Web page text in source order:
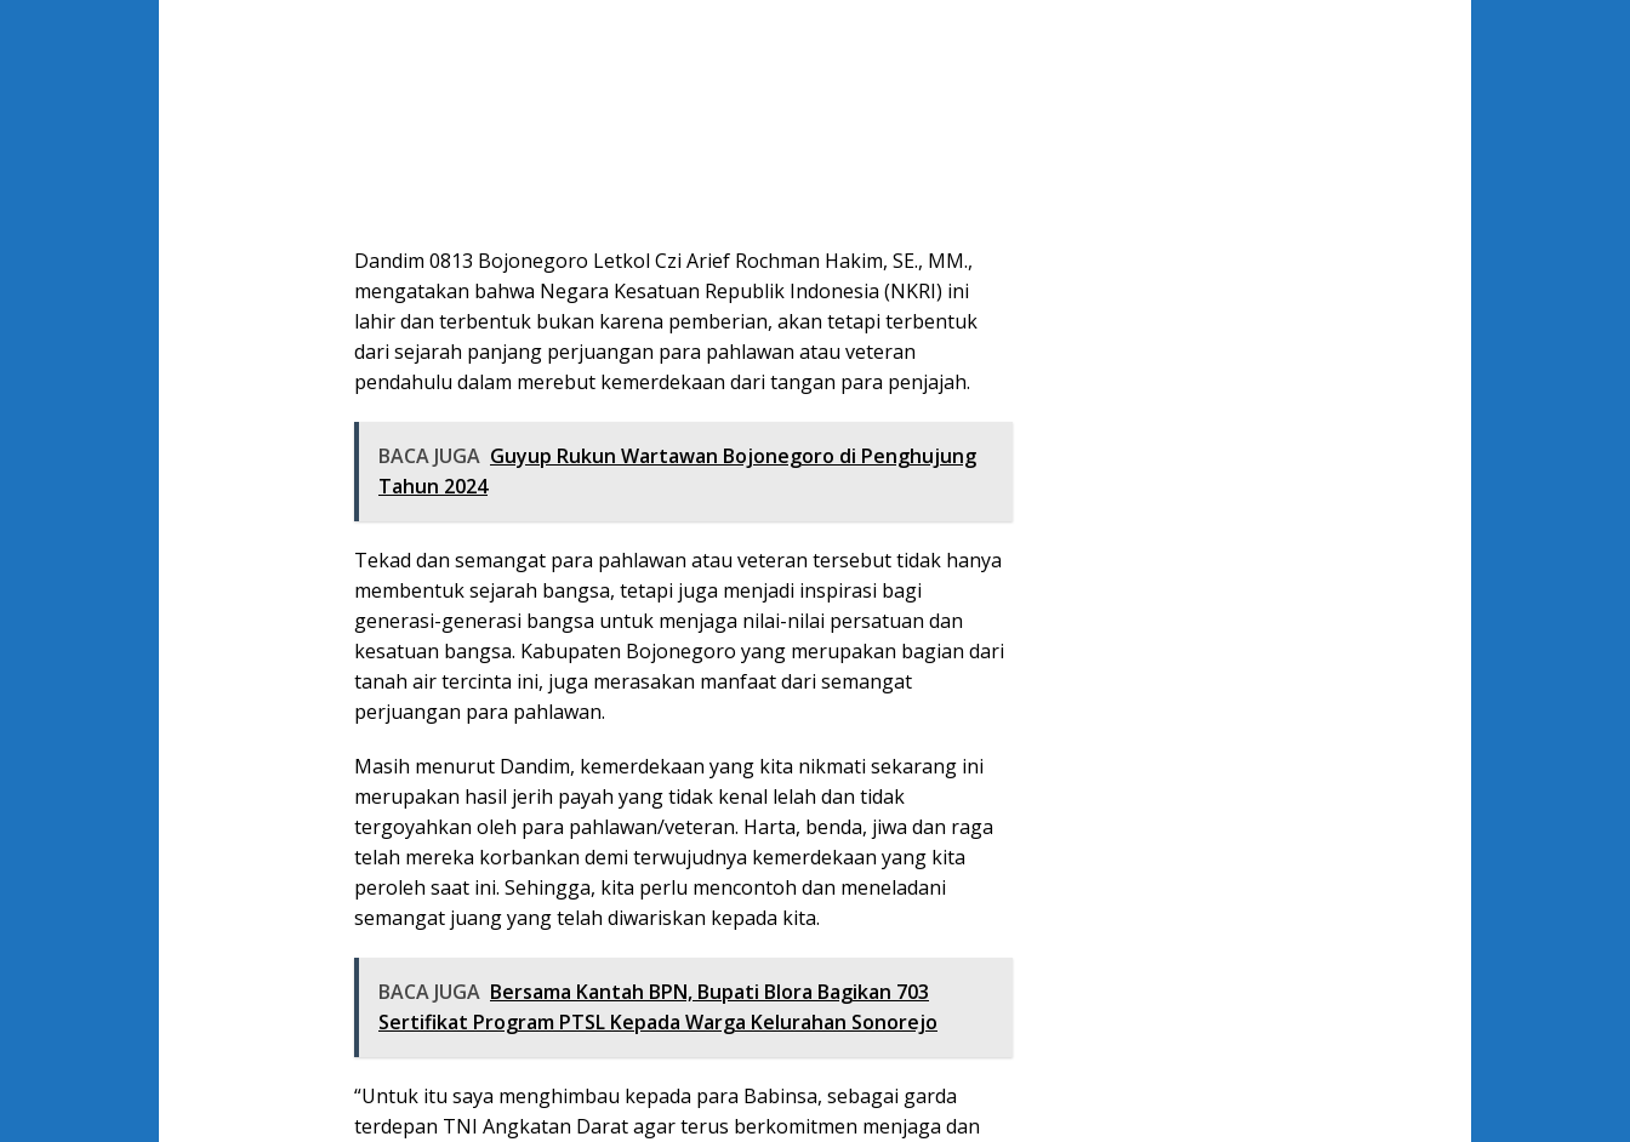
Dandim 0813 Bojonegoro Letkol Czi Arief Rochman Hakim, SE., MM.,
mengatakan bahwa Negara Kesatuan Republik Indonesia (NKRI) ini
lahir dan terbentuk bukan karena pemberian, akan tetapi terbentuk
dari sejarah panjang perjuangan para pahlawan atau veteran
pendahulu dalam merebut kemerdekaan dari tangan para penjajah.
BACA JUGA Guyup Rukun Wartawan Bojonegoro di Penghujung
Tahun 2024
Tekad dan semangat para pahlawan atau veteran tersebut tidak hanya
membentuk sejarah bangsa, tetapi juga menjadi inspirasi bagi
generasi-generasi bangsa untuk menjaga nilai-nilai persatuan dan
kesatuan bangsa. Kabupaten Bojonegoro yang merupakan bagian dari
tanah air tercinta ini, juga merasakan manfaat dari semangat
perjuangan para pahlawan.
Masih menurut Dandim, kemerdekaan yang kita nikmati sekarang ini
merupakan hasil jerih payah yang tidak kenal lelah dan tidak
tergoyahkan oleh para pahlawan/veteran. Harta, benda, jiwa dan raga
telah mereka korbankan demi terwujudnya kemerdekaan yang kita
peroleh saat ini. Sehingga, kita perlu mencontoh dan meneladani
semangat juang yang telah diwariskan kepada kita.
BACA JUGA Bersama Kantah BPN, Bupati Blora Bagikan 703
Sertifikat Program PTSL Kepada Warga Kelurahan Sonorejo
“Untuk itu saya menghimbau kepada para Babinsa, sebagai garda
terdepan TNI Angkatan Darat agar terus berkomitmen menjaga dan